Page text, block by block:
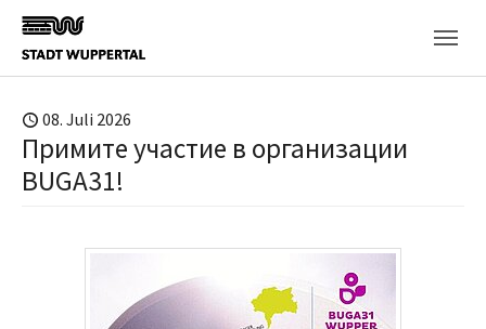
Skip to main content
08. Juli 2026
Примите участие в организации
BUGA31!